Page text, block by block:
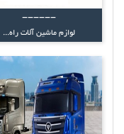
------
لوازم ماشین آلات راه...